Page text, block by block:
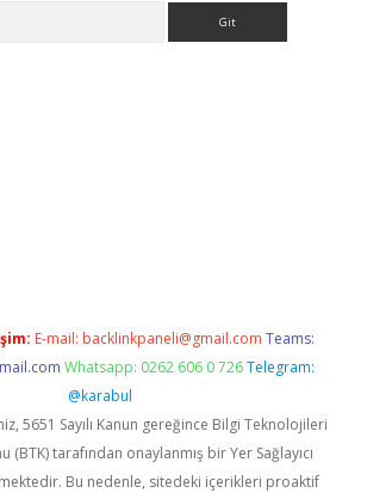
E-mail: backlinkpaneli@gmail.com Teams:
Whatsapp: 0262 606 0 726 Telegram:
@karabul
5651 Sayılı Kanun gereğince Bilgi Teknolojileri
(BTK) tarafından onaylanmış bir Yer Sağlayıcı
Bu nedenle, sitedeki içerikleri proaktif